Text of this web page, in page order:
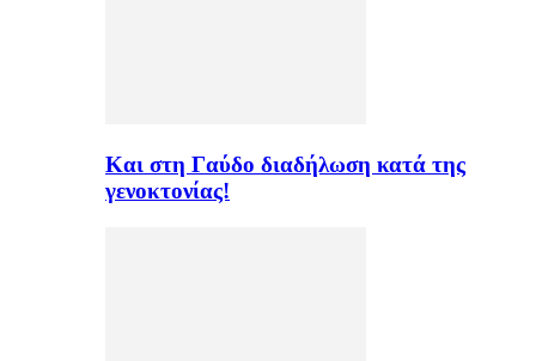
Και στη Γαύδο διαδήλωση κατά της
γενοκτονίας!